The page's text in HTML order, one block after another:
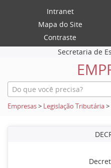
Intranet
Mapa do Site
Contraste
Secretaria de
Empresas> Legislação Tributária>